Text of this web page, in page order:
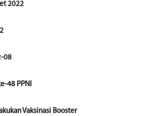
2022
08
48 PPNI
Vaksinasi Booster